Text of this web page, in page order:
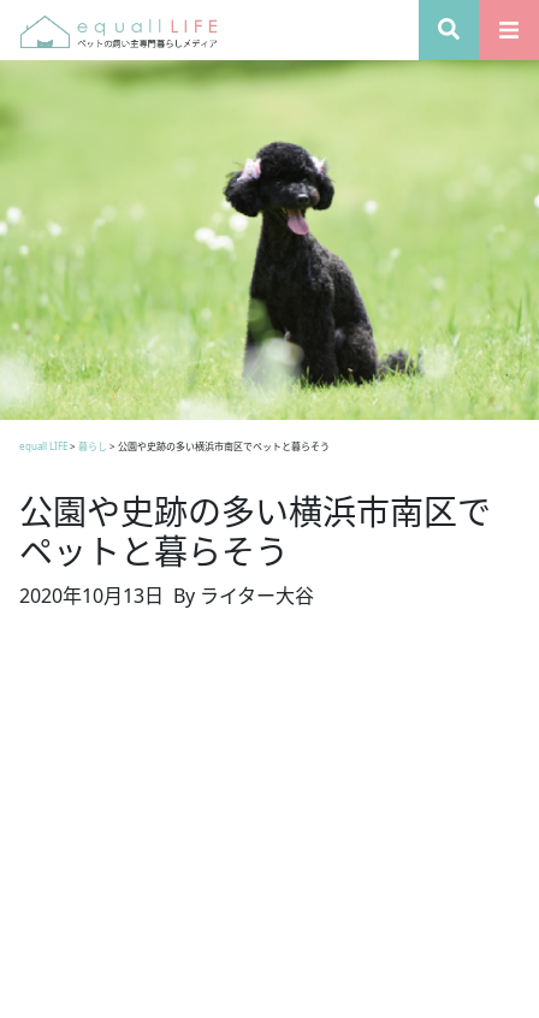
equall LIFE> 暮らし > 公園や史跡の多い横浜市南区でペットと暮らそう
公園や史跡の多い横浜市南区で
ペットと暮らそう
2020年10月13日 By ライター大谷